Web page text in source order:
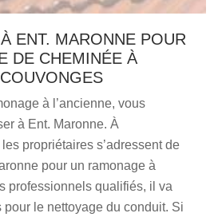
ENT. MARONNE POUR
DE CHEMINÉE À
à l’ancienne, vous
à Ent. Maronne. À
propriétaires s’adressent de
pour un ramonage à
professionnels qualifiés, il va
pour le nettoyage du conduit. Si